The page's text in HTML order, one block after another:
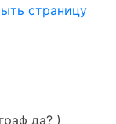
да? )